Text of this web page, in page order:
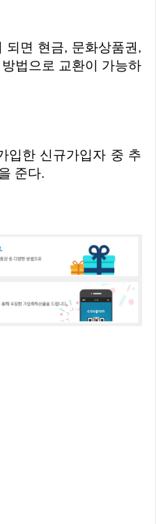
면 현금, 문화상품권,
법으로 교환이 가능하
입한 신규가입자 중 추
준다.